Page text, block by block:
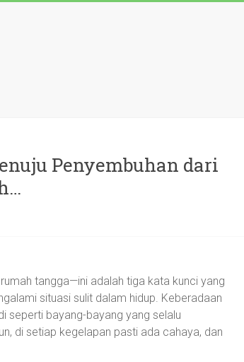
Penyembuhan dari
tangga—ini adalah tiga kata kunci yang
situasi sulit dalam hidup. Keberadaan
seperti bayang-bayang yang selalu
di setiap kegelapan pasti ada cahaya, dan